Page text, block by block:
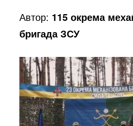
Автор: 115 окрема
бригада ЗСУ